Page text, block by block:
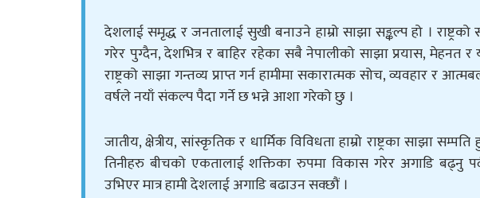
देशलाई समृद्ध र जनतालाई सुखी बनाउने हाम्रो साझा सङ्कल्प हो ।
गरेर पुग्दैन, देशभित्र र बाहिर रहेका सबै नेपालीको साझा प्रयास, मेहनत
राष्ट्रको साझा गन्तव्य प्राप्त गर्न हामीमा सकारात्मक सोच, व्यवहार र
वर्षले नयाँ संकल्प पैदा गर्ने छ भन्ने आशा गरेको छु ।
जातीय, क्षेत्रीय, सांस्कृतिक र धार्मिक विविधता हाम्रो राष्ट्रका साझा
तिनीहरु बीचको एकतालाई शक्तिका रुपमा विकास गरेर अगाडि बढ्नु
उभिएर मात्र हामी देशलाई अगाडि बढाउन सक्छौं ।